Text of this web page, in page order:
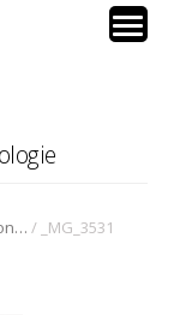
1er Symposium international en médecine régénérative de la cornée / _MG_3531